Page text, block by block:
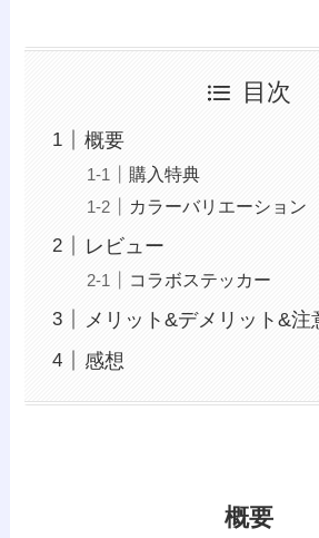
目次
概要
購入特典
カラーバリエーション
レビュー
コラボステッカー
メリット&デメリット&注
感想
概要